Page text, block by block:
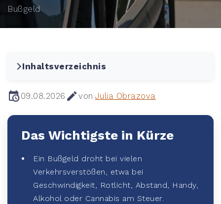
Bußgeld
09.08.2026 von Julia Obrazova
Das Wichtigste in Kürze
Ein Bußgeld droht bei vielen
Verkehrsverstößen, etwa bei
Geschwindigkeit, Rotlicht, Abstand, Handy,
Alkohol oder Cannabis am Steuer.
Inhaltsverzeichnis